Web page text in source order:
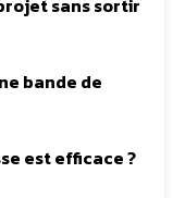
sans sortir
bande de
est efficace ?